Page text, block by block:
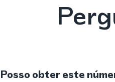
Posso obter este